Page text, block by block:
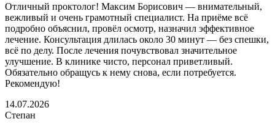
Отличный проктолог! Максим Борисович — внимательный,
вежливый и очень грамотный специалист. На приёме всё
подробно объяснил, провёл осмотр, назначил эффективное
лечение. Консультация длилась около 30 минут — без спешки,
всё по делу. После лечения почувствовал значительное
улучшение. В клинике чисто, персонал приветливый.
Обязательно обращусь к нему снова, если потребуется.
Рекомендую!
14.07.2026
Степан